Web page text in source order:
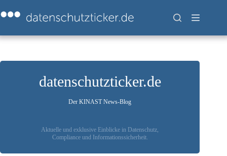
Inhalt
springen
datenschutzticker.de
Der KINAST News-Blog
Aktuelle und exklusive Einblicke in Datenschutz,
Compliance und Informationssicherheit.